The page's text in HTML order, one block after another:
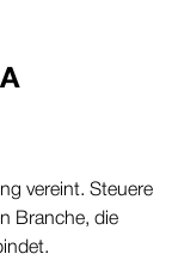
vereint. Steuere
Branche, die